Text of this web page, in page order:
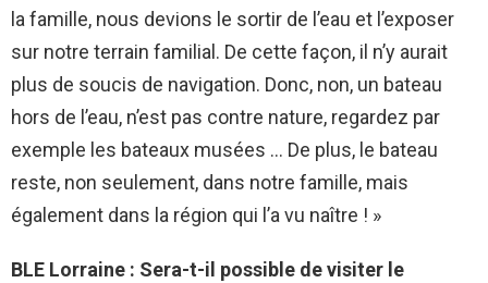
la famille, nous devions le sortir de l’eau et l’exposer
sur notre terrain familial. De cette façon, il n’y aurait
plus de soucis de navigation. Donc, non, un bateau
hors de l’eau, n’est pas contre nature, regardez par
exemple les bateaux musées … De plus, le bateau
reste, non seulement, dans notre famille, mais
également dans la région qui l’a vu naître ! »
BLE Lorraine : Sera-t-il possible de visiter le